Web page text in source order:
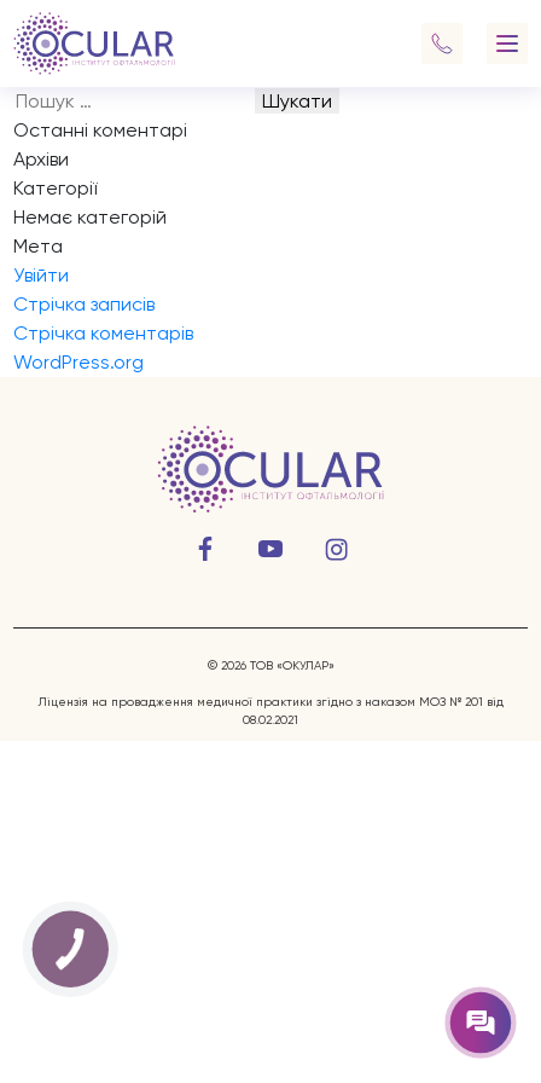
Запис на прийом
Навігація
записів
Previous:
Запис на прийом
Next: Запис на прийом
Пошук:
Останні коментарі
Архіви
Категорії
Немає категорій
Мета
Увійти
Стрічка записів
Стрічка коментарів
WordPress.org
© 2026 ТОВ «ОКУЛАР»
Ліцензія на провадження медичної практики згідно з наказом МОЗ № 201 від
08.02.2021